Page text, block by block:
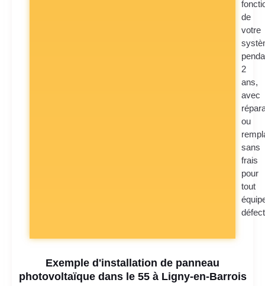
de
votre
2
ans,
avec
ou
sans
frais
pour
tout
Exemple d'installation de panneau
photovoltaïque dans le 55 à Ligny-en-Barrois